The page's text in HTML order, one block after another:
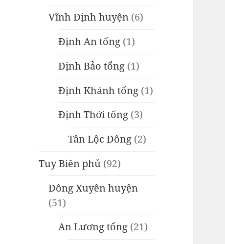
Vĩnh Định huyện (6)
Định An tổng (1)
Định Bảo tổng (1)
Định Khánh tổng (1)
Định Thới tổng (3)
Tân Lộc Đông (2)
Tuy Biên phủ (92)
Đông Xuyên huyện
(51)
An Lương tổng (21)